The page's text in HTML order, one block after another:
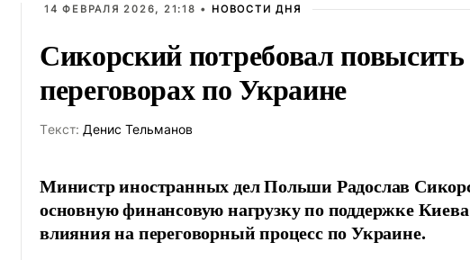
14 ФЕВРАЛЯ 2026, 21:18 • НОВОСТИ ДНЯ
Сикорский потребовал
переговорах по Украине
Tекст: Денис Тельманов
Министр иностранных дел Польши Радослав
основную финансовую нагрузку по поддержке
влияния на переговорный процесс по Украине.